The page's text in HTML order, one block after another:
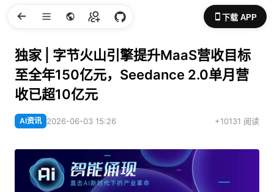
下载 APP
独家 | 字节火山引擎提升MaaS营收目标
至全年150亿元，Seedance 2.0单月营
收已超10亿元
AI资讯 2026-06-03 15:26 +10131 阅读